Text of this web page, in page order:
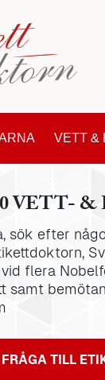
VETT &
VETT-
sök efter
flera
samt
TILL